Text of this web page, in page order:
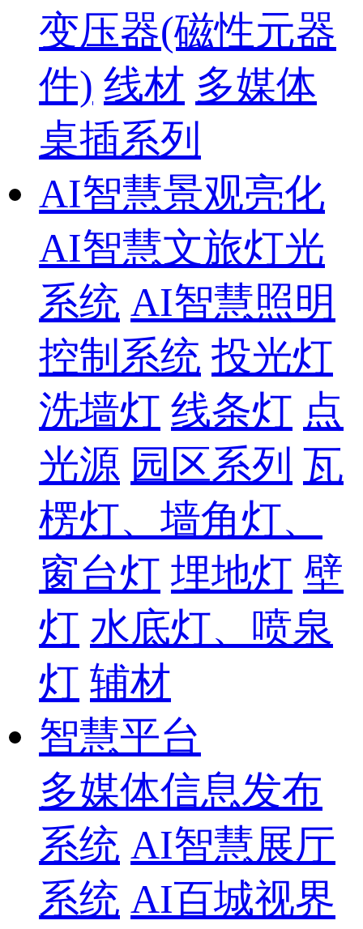
变压器(磁性元器
件) 线材 多媒体
桌插系列
AI智慧景观亮化
AI智慧文旅灯光
系统 AI智慧照明
控制系统 投光灯
洗墙灯 线条灯 点
光源 园区系列 瓦
楞灯、墙角灯、
窗台灯 埋地灯 壁
灯 水底灯、喷泉
灯 辅材
智慧平台
多媒体信息发布
系统 AI智慧展厅
系统 AI百城视界